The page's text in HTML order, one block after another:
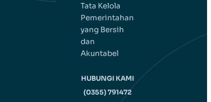
Tata Kelola
Pemerintahan
yang Bersih
dan
Akuntabel
HUBUNGI KAMI
(0355) 791472